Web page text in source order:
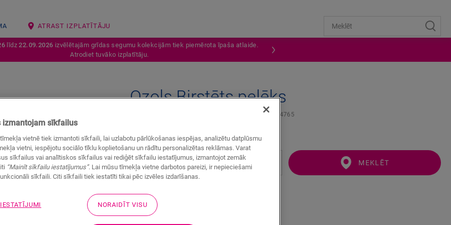
ATRAST IZPLATĪTĀJU
līdz22.09.2026 izvēlētajām grīdas segumu kolekcijām tiek piemērota īpaša atlaide.
Atrodiet tuvāko izplatītāju.
Ozols Birstēts pelēks
QSINCP04765
MEKLĒT
izmantojam sīkfailus
vietnē tiek izmantoti sīkfaili, lai uzlabotu pārlūkošanas iespējas, analizētu datplūsmu
vietni, iespējotu sociālo tīklu koplietošanu un rādītu personalizētas reklāmas. Varat
sīkfailus vai analītiskos sīkfailus vai rediģēt sīkfailu iestatījumus, izmantojot zemāk
“Mainīt sīkfailu iestatījumus”. Lai mūsu tīmekļa vietne darbotos pareizi, ir nepieciešami
sīkfaili. Citi sīkfaili tiek iestatīti tikai pēc izvēles izdarīšanas.
NORAIDĪT VISU